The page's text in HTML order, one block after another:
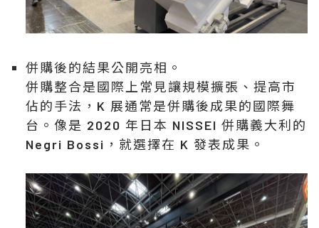
併購後的結果公開亮相。
併購整合是國際上常見讓規模擴張、提高市
佔的手法，K 展通常是併購後成果的國際舞
台。像是 2020 年日本 NISSEI 併購義大利的
Negri Bossi，就選擇在 K 發表成果。